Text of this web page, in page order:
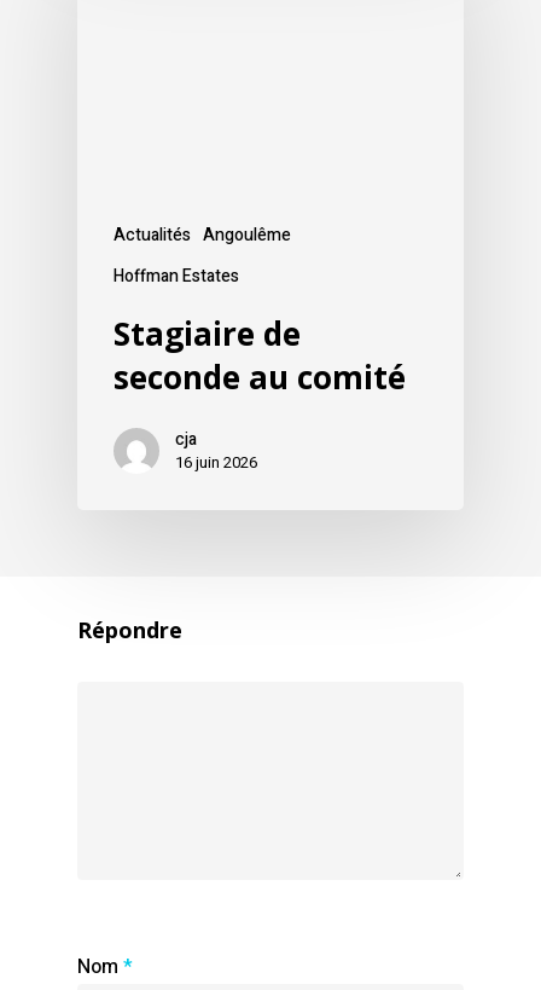
Actualités Angoulême
Hoffman Estates
Stagiaire de
seconde au comité
cja
16 juin 2026
Répondre
Nom *